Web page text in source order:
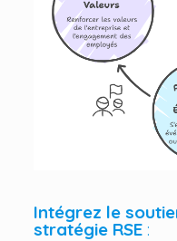
Intégrez le
stratégie RSE: